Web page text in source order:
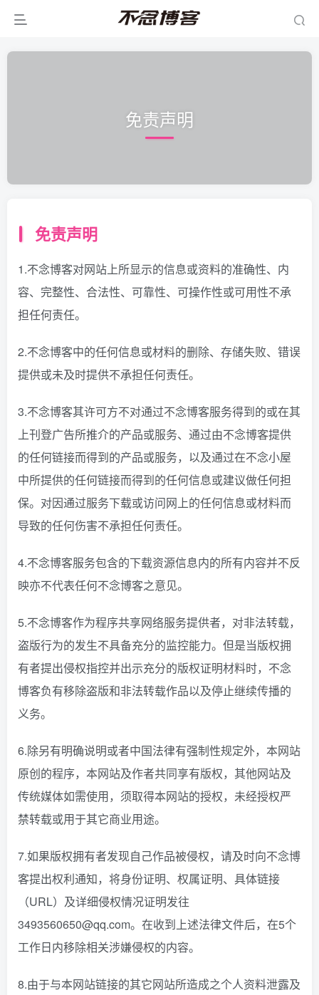
免责声明
免责声明
1.不念博客对网站上所显示的信息或资料的准确性、内
容、完整性、合法性、可靠性、可操作性或可用性不承
担任何责任。
2.不念博客中的任何信息或材料的删除、存储失败、错误
提供或未及时提供不承担任何责任。
3.不念博客其许可方不对通过不念博客服务得到的或在其
上刊登广告所推介的产品或服务、通过由不念博客提供
的任何链接而得到的产品或服务，以及通过在不念小屋
中所提供的任何链接而得到的任何信息或建议做任何担
保。对因通过服务下载或访问网上的任何信息或材料而
导致的任何伤害不承担任何责任。
4.不念博客服务包含的下载资源信息内的所有内容并不反
映亦不代表任何不念博客之意见。
5.不念博客作为程序共享网络服务提供者，对非法转载，
盗版行为的发生不具备充分的监控能力。但是当版权拥
有者提出侵权指控并出示充分的版权证明材料时，不念
博客负有移除盗版和非法转载作品以及停止继续传播的
义务。
6.除另有明确说明或者中国法律有强制性规定外，本网站
原创的程序，本网站及作者共同享有版权，其他网站及
传统媒体如需使用，须取得本网站的授权，未经授权严
禁转载或用于其它商业用途。
7.如果版权拥有者发现自己作品被侵权，请及时向不念博
客提出权利通知，将身份证明、权属证明、具体链接
（URL）及详细侵权情况证明发往
3493560650@qq.com。在收到上述法律文件后，在5个
工作日内移除相关涉嫌侵权的内容。
8.由于与本网站链接的其它网站所造成之个人资料泄露及